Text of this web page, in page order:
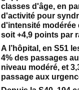
classes d'âge, en
d'activité pour
d'intensité modérée
soit +4,9 points par
A l’hôpital, en S51
4% des passages
niveau modéré, et
passage aux